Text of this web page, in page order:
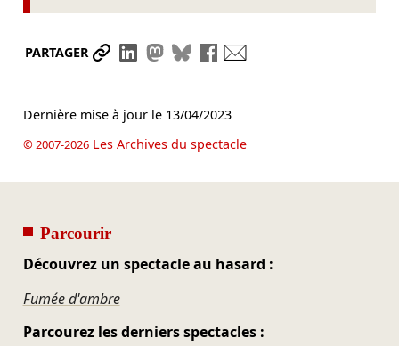
PARTAGER Partager le lien
Partager sur LinkedIn
Partager sur Mastodon
Partager sur Bluesky
Partager sur Facebook
Dernière mise à jour le 13/04/2023
© 2007-2026Les Archives du spectacle
Parcourir
Découvrez un spectacle au hasard :
Fumée d'ambre
Parcourez les derniers spectacles :